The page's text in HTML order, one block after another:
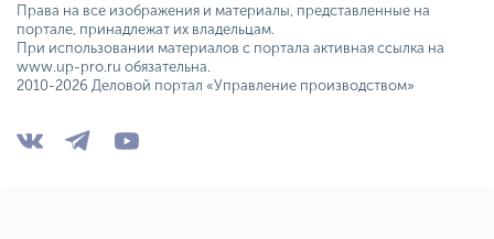
Права на все изображения и материалы, представленные на
портале, принадлежат их владельцам.
При использовании материалов с портала активная ссылка на
www.up-pro.ru обязательна.
2010-2026 Деловой портал «Управление производством»